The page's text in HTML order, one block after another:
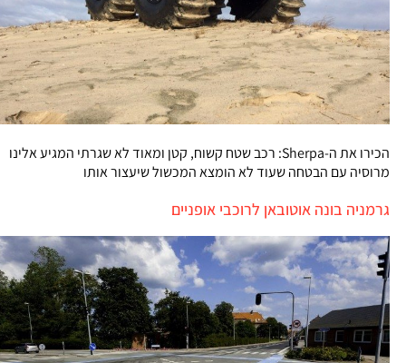
הכירו את ה-Sherpa: רכב שטח קשוח, קטן ומאוד לא שגרתי המגיע אלינו
מרוסיה עם הבטחה שעוד לא הומצא המכשול שיעצור אותו
גרמניה בונה אוטובאן לרוכבי אופניים